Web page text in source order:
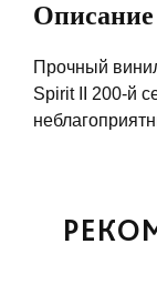
Описание
Прочный
Spirit II 200-й